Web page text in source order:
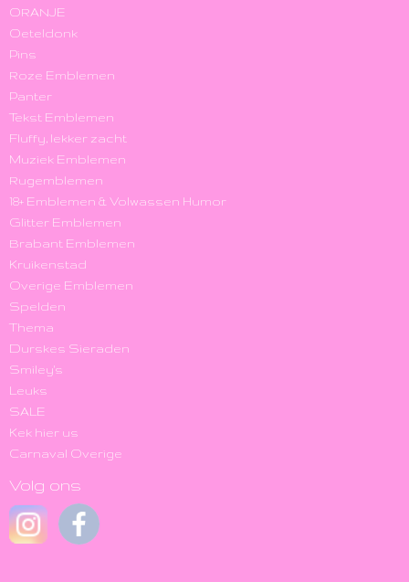
ORANJE
Oeteldonk
Pins
Roze Emblemen
Panter
Tekst Emblemen
Fluffy, lekker zacht
Muziek Emblemen
Rugemblemen
18+ Emblemen & Volwassen Humor
Glitter Emblemen
Brabant Emblemen
Kruikenstad
Overige Emblemen
Spelden
Thema
Durskes Sieraden
Smiley's
Leuks
SALE
Kek hier us
Carnaval Overige
Volg ons